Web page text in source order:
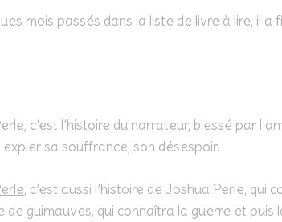
mois passés dans la liste de livre à lire, il a
, c’est l’histoire du narrateur, blessé par
sa souffrance, son désespoir.
, c’est aussi l’histoire de Joshua Perle,
de guimauves, qui connaîtra la guerre et puis